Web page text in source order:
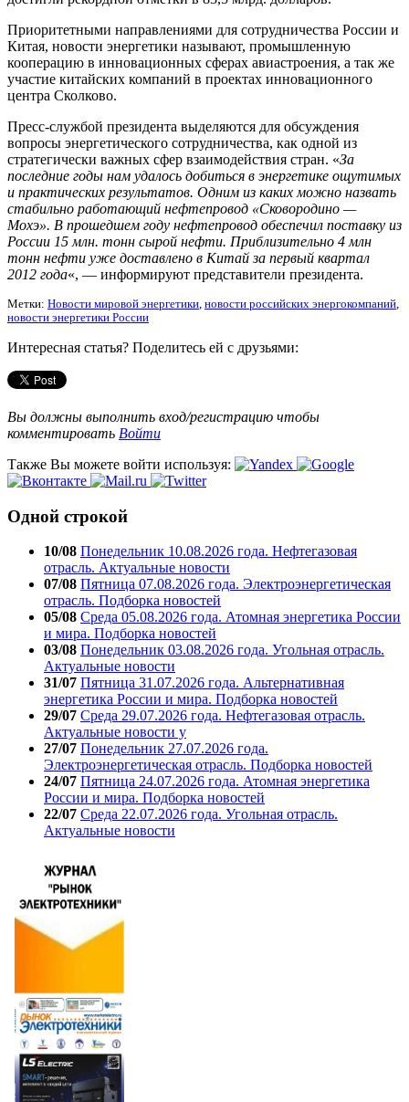
Приоритетными направлениями для сотрудничества России и
Китая, новости энергетики называют, промышленную
кооперацию в инновационных сферах авиастроения, а так же
участие китайских компаний в проектах инновационного
центра Сколково.
Пресс-службой президента выделяются для обсуждения
вопросы энергетического сотрудничества, как одной из
стратегически важных сфер взаимодействия стран. «За
последние годы нам удалось добиться в энергетике ощутимых
и практических результатов. Одним из каких можно назвать
стабильно работающий нефтепровод «Сковородино —
Мохэ». В прошедшем году нефтепровод обеспечил поставку из
России 15 млн. тонн сырой нефти. Приблизительно 4 млн
тонн нефти уже доставлено в Китай за первый квартал
2012 года«, — информируют представители президента.
Метки: Новости мировой энергетики, новости российских энергокомпаний,
новости энергетики России
Интересная статья? Поделитесь ей с друзьями:
Вы должны выполнить вход/регистрацию чтобы
комментировать Войти
Также Вы можете войти используя:
Одной строкой
10/08 Понедельник 10.08.2026 года. Нефтегазовая
отрасль. Актуальные новости
07/08 Пятница 07.08.2026 года. Электроэнергетическая
отрасль. Подборка новостей
05/08 Среда 05.08.2026 года. Атомная энергетика России
и мира. Подборка новостей
03/08 Понедельник 03.08.2026 года. Угольная отрасль.
Актуальные новости
31/07 Пятница 31.07.2026 года. Альтернативная
энергетика России и мира. Подборка новостей
29/07 Среда 29.07.2026 года. Нефтегазовая отрасль.
Актуальные новости у
27/07 Понедельник 27.07.2026 года.
Электроэнергетическая отрасль. Подборка новостей
24/07 Пятница 24.07.2026 года. Атомная энергетика
России и мира. Подборка новостей
22/07 Среда 22.07.2026 года. Угольная отрасль.
Актуальные новости